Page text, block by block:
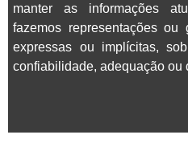
manter as informações
fazemos representações
expressas ou implícitas,
confiabilidade, adequação ou